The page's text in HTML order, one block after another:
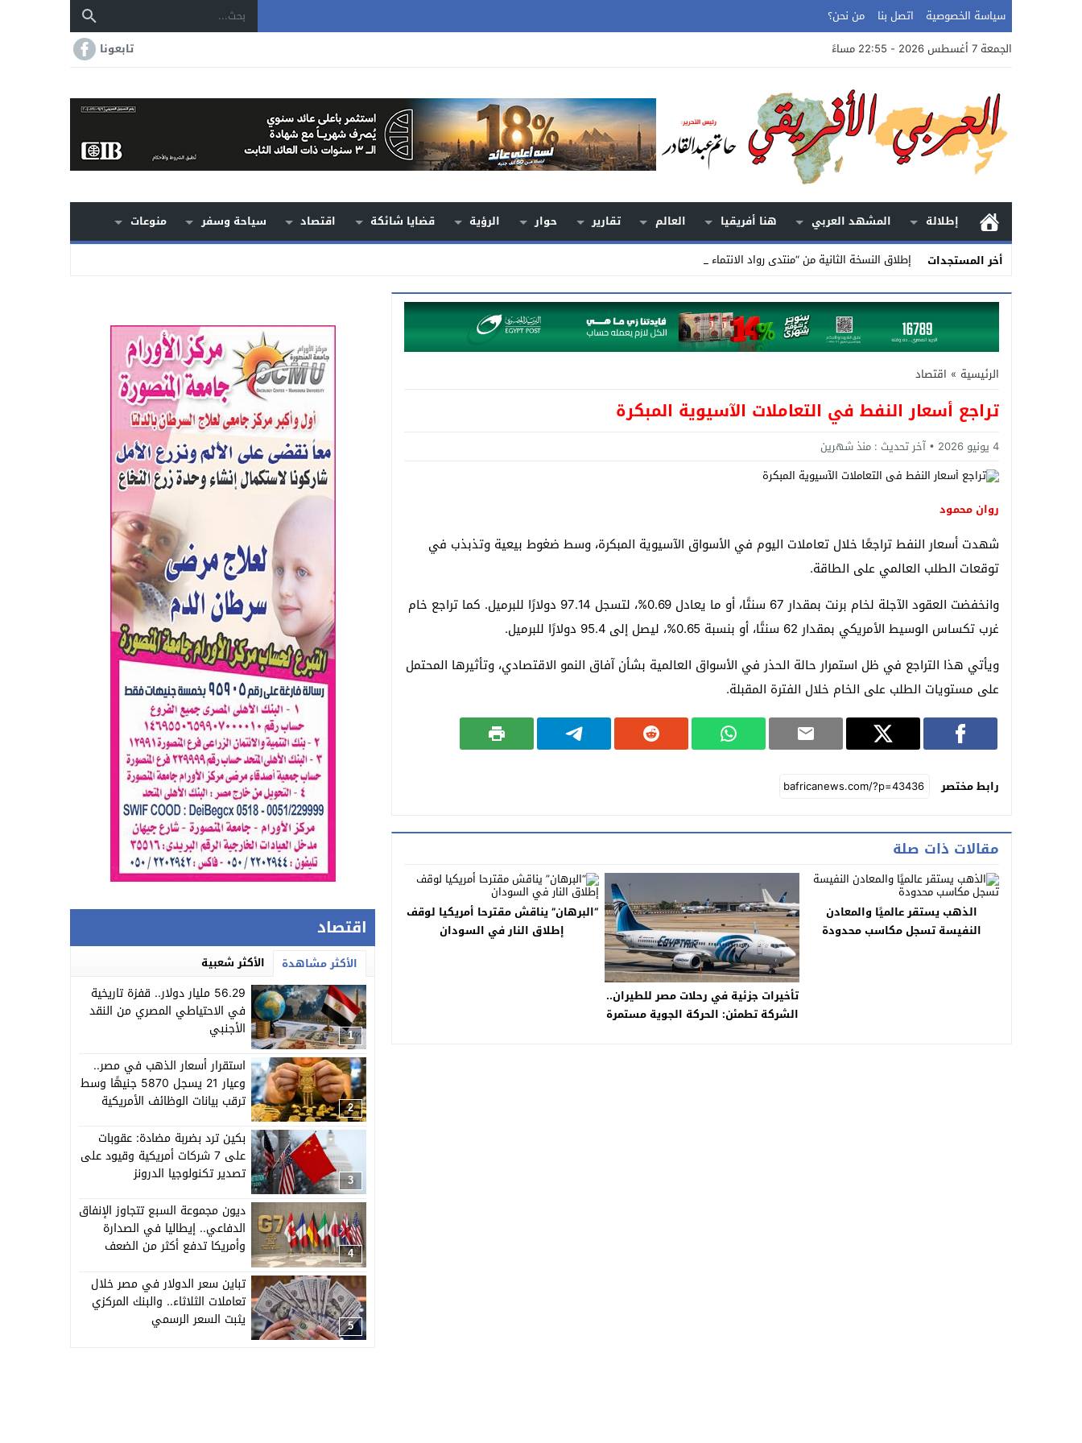
سياسة الخصوصية اتصل بنا
من نحن؟
الجمعة 7 أغسطس 2026 - 22:55 مساءً
تابعونا
إطلالة المشهد العربي هنا أفريقيا العالم تقارير حوار الرؤية قضايا شائكة اقتصاد سياحة وسفر
منوعات
أخر المستجدات
إطلاق النسخة الثانية من “منتدى رواد الانتماء الوطني” _
Stop
Previous
Next
الرئيسية » اقتصاد
تراجع أسعار النفط في التعاملات الآسيوية المبكرة
4 يونيو 2026 آخر تحديث : منذ شهرين
روان محمود
شهدت أسعار النفط تراجعًا خلال تعاملات اليوم في الأسواق الآسيوية المبكرة، وسط ضغوط بيعية وتذبذب في
توقعات الطلب العالمي على الطاقة.
وانخفضت العقود الآجلة لخام برنت بمقدار 67 سنتًا، أو ما يعادل 0.69%، لتسجل 97.14 دولارًا للبرميل. كما تراجع خام
غرب تكساس الوسيط الأمريكي بمقدار 62 سنتًا، أو بنسبة 0.65%، ليصل إلى 95.4 دولارًا للبرميل.
ويأتي هذا التراجع في ظل استمرار حالة الحذر في الأسواق العالمية بشأن آفاق النمو الاقتصادي، وتأثيرها المحتمل
على مستويات الطلب على الخام خلال الفترة المقبلة.
رابط مختصر
مقالات ذات صلة
الذهب يستقر عالميًا والمعادن
النفيسة تسجل مكاسب محدودة
تأخيرات جزئية في رحلات مصر للطيران..
الشركة تطمئن: الحركة الجوية مستمرة
“البرهان” يناقش مقترحا أمريكيا لوقف
إطلاق النار في السودان
اقتصاد
الأكثر مشاهدة الأكثر شعبية
1
56.29 مليار دولار.. قفزة تاريخية
في الاحتياطي المصري من النقد
الأجنبي
2
استقرار أسعار الذهب في مصر..
وعيار 21 يسجل 5870 جنيهًا وسط
ترقب بيانات الوظائف الأمريكية
3
بكين ترد بضربة مضادة: عقوبات
على 7 شركات أمريكية وقيود على
تصدير تكنولوجيا الدرونز
4
ديون مجموعة السبع تتجاوز الإنفاق
الدفاعي.. إيطاليا في الصدارة
وأمريكا تدفع أكثر من الضعف
5
تباين سعر الدولار في مصر خلال
تعاملات الثلاثاء.. والبنك المركزي
يثبت السعر الرسمي